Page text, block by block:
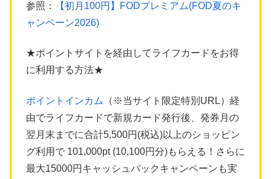
参照：
【初月100円】FODプレミアム(FOD夏のキ
ャンペーン2026)
★ポイントサイトを経由してライフカードをお得
に利用する方法★
ポイントインカム
（※当サイト限定特別URL）経
由でライフカードで新規カード発行後、発券月の
翌月末までに合計5,500円(税込)以上のショッピン
グ利用で 101,000pt (10,100円分)もらえる！さらに
最大15000円キャッシュバックキャンペーンも実